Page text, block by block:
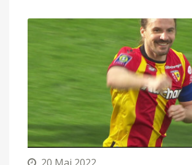
20 Mai 2022